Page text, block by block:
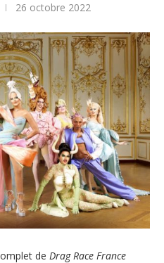
26 octobre 2022
de Drag Race France